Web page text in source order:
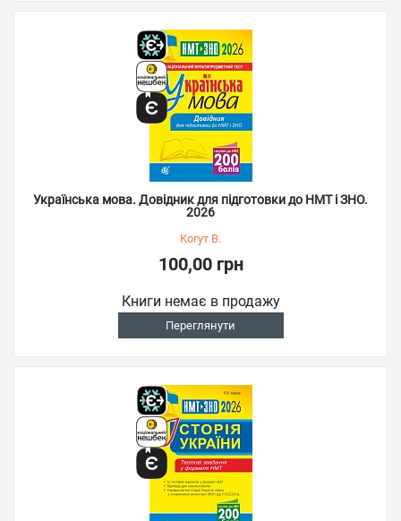
Українська мова. Довідник для підготовки до НМТ і ЗНО.
2026
Когут В.
100,00 грн
Книги немає в продажу
Переглянути